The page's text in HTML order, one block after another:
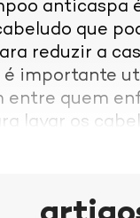
anticaspa
que
reduzir a
é importante
entre quem
lavar os